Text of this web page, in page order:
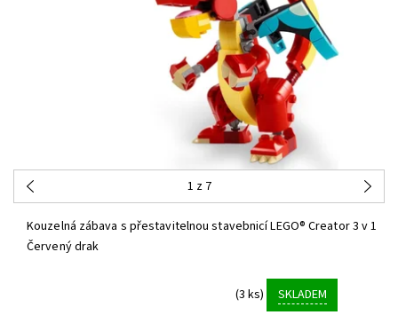
1 z 7
Kouzelná zábava s přestavitelnou stavebnicí LEGO® Creator 3 v 1
Červený drak
(3 ks)
SKLADEM